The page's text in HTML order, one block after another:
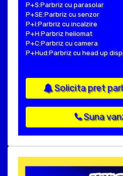
P+S:Parbriz cu parasolar
P+SE:Parbriz cu senzor
P+I:Parbriz cu incalzire
P+H:Parbriz heliomat
P+C:Parbriz cu camera
P+Hud:Parbriz cu head up
Solicita pret
Suna